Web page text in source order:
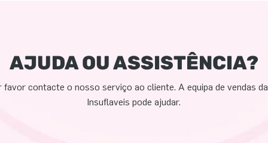
AJUDA OU ASSISTÊNCIA?
favor contacte o nosso serviço ao cliente. A equipa de vendas
Insuflaveis pode ajudar.